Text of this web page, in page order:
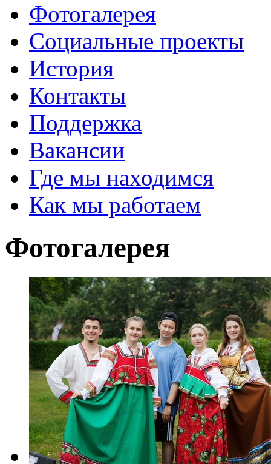
Фотогалерея
Социальные проекты
История
Контакты
Поддержка
Вакансии
Где мы находимся
Как мы работаем
Фотогалерея